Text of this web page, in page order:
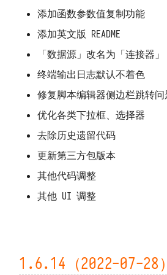
1.0.20（2020-11-26）
1.0.18（2020-11-20）
1.0.15 ~ 1.0.17（2020-11-06）
1.0.11 ~ 1.0.14（2020-10-20）
1.0.10（2020-10-20）
1.0.8 ~ 1.0.9（2020-10-15）
1.0.5（2020-09-22）
添加函数参数值复制功能
添加英文版 README
「数据源」改名为「连接器」
终端输出日志默认不着色
修复脚本编辑器侧边栏跳转问
优化各类下拉框、选择器
去除历史遗留代码
更新第三方包版本
其他代码调整
其他 UI 调整
1.6.14（2022-07-28）